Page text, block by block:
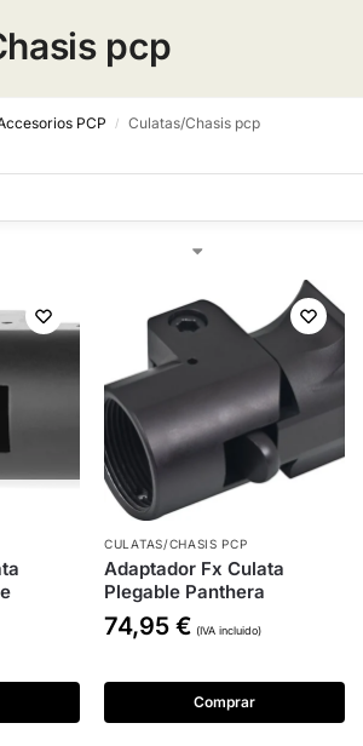
pcp
PCP / Culatas/Chasis pcp
CULATAS/CHASIS PCP
Adaptador Fx Culata
Plegable Panthera
74,95 € (IVA incluido)
Comprar